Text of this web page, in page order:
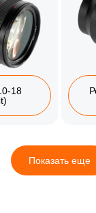
Показать еще